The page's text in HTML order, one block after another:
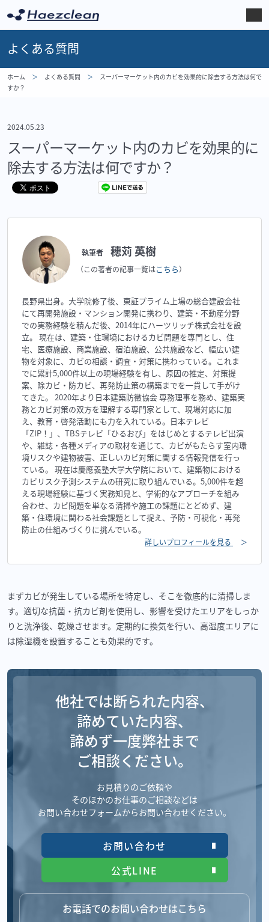
よくある質問
ホーム よくある質問
スーパーマーケット内のカビを効果的に除去する方法は何で
すか？
2024.05.23
スーパーマーケット内のカビを効果的に
除去する方法は何ですか？
執筆者 穂苅 英樹
（この著者の記事一覧はこちら）
長野県出身。大学院修了後、東証プライム上場の総合建設会社
にて再開発施設・マンション開発に携わり、建築・不動産分野
での実務経験を積んだ後、2014年にハーツリッチ株式会社を設
立。 現在は、建築・住環境におけるカビ問題を専門とし、住
宅、医療施設、商業施設、宿泊施設、公共施設など、幅広い建
物を対象に、カビの相談・調査・対策に携わっている。これま
でに累計5,000件以上の現場経験を有し、原因の推定、対策提
案、除カビ・防カビ、再発防止策の構築までを一貫して手がけ
てきた。 2020年より日本建築防黴協会 専務理事を務め、建築実
務とカビ対策の双方を理解する専門家として、現場対応に加
え、教育・啓発活動にも力を入れている。日本テレビ
「ZIP！」、TBSテレビ「ひるおび」をはじめとするテレビ出演
や、雑誌・各種メディアの取材を通じて、カビがもたらす室内環
境リスクや建物被害、正しいカビ対策に関する情報発信を行っ
ている。 現在は慶應義塾大学大学院において、建築物における
カビリスク予測システムの研究に取り組んでいる。5,000件を超
える現場経験に基づく実務知見と、学術的なアプローチを組み
合わせ、カビ問題を単なる清掃や施工の課題にとどめず、建
築・住環境に関わる社会課題として捉え、予防・可視化・再発
防止の仕組みづくりに挑んでいる。
詳しいプロフィールを見る ＞
まずカビが発生している場所を特定し、そこを徹底的に清掃しま
す。適切な抗菌・抗カビ剤を使用し、影響を受けたエリアをしっか
りと洗浄後、乾燥させます。定期的に換気を行い、高湿度エリアに
は除湿機を設置することも効果的です。
他社では断られた内容、
諦めていた内容、
諦めず一度弊社まで
ご相談ください。
お見積りのご依頼や
そのほかのお仕事のご相談などは
お問い合わせフォームからお問い合わせください。
お問い合わせ
公式LINE
お電話でのお問い合わせはこちら